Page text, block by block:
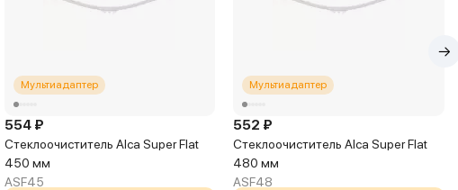
Мультиадаптер
554 ₽
Стеклоочиститель Alca Super Flat
450 мм
ASF45
Мультиадаптер
552 ₽
Стеклоочиститель Alca Super Flat
480 мм
ASF48